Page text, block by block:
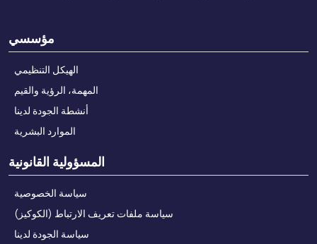
مؤسسي
الهيكل التنظيمي
المهمة، الرؤية والقيم
أنشطة الجودة لدينا
الموارد البشرية
المسؤولية القانونية
سياسة الخصوصية
سياسة ملفات تعريف الارتباط (الكوكيز)
سياسة الجودة لدينا